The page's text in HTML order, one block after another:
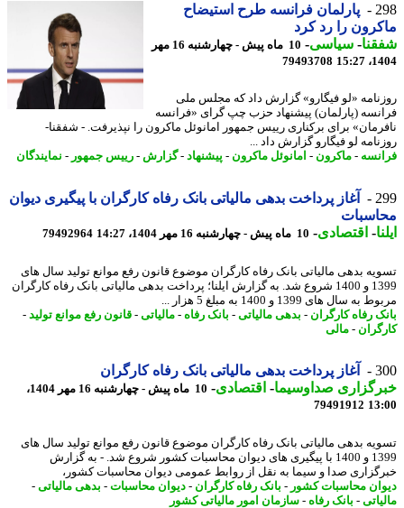
پارلمان فرانسه طرح استیضاح
را رد کرد
-سیاسی-
10 ماه پیش - چهارشنبه 16 مهر
79493708
«لو فیگارو» گزارش داد که مجلس ملی
(پارلمان) پیشنهاد حزب چپ گرای «فرانسه
برای برکناری رییس جمهور امانوئل ماکرون را نپذیرفت. - شفقنا-
لو فیگارو گزارش داد ...
-ماکرون-امانوئل ماکرون-پیشنهاد-گزارش -رییس جمهور-نمایندگان
آغاز پرداخت بدهی مالیاتی بانک رفاه کارگران با پیگیری دیوان
-اقتصادی-10 ماه پیش - چهارشنبه 16 مهر 1404، 14:27 79492964
بدهی مالیاتی بانک رفاه کارگران موضوع قانون رفع موانع تولید سال های
1399 و 1400 شروع شد. به گزارش ایلنا؛ پرداخت بدهی مالیاتی بانک رفاه کارگران
سال های 1399 و 1400 به مبلغ 5 هزار ...
رفاه کارگران- بدهی مالیاتی-بانک رفاه -مالیاتی-قانون رفع موانع تولید-
- مالی
آغاز پرداخت بدهی مالیاتی بانک رفاه کارگران
صداوسیما-اقتصادی-
10 ماه پیش - چهارشنبه 16 مهر 1404،
79491912
بدهی مالیاتی بانک رفاه کارگران موضوع قانون رفع موانع تولید سال های
1399 و 1400 با پیگیری های دیوان محاسبات کشور شروع شد. - به گزارش
صدا و سیما به نقل از روابط عمومی دیوان محاسبات کشور،
محاسبات کشور-بانک رفاه کارگران- دیوان محاسبات-بدهی مالیاتی-
-بانک رفاه -سازمان امور مالیاتی کشور